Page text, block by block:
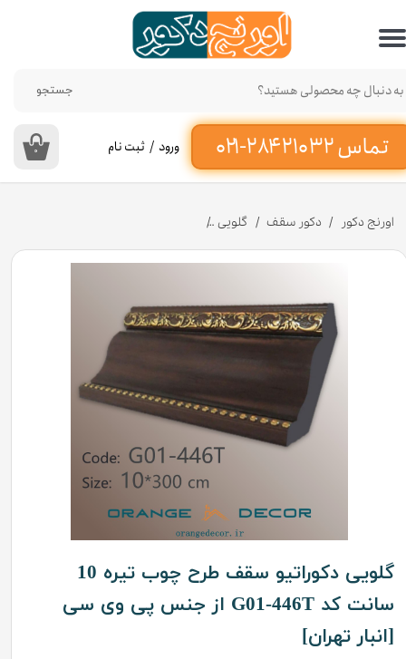
تماس ۳۲ ۲۱۰ ۲۸۴-۰۲۱‌
جستجو
۰ ورود / ثبت نام
حساب کاربری من
تغییر گذر واژه
سفارشات
خروج از حساب کاربری
اورنج دکور دکور سقف گلویی
گلویی دکوراتیو سقف طرح چوب تیره 10
سانت کد G01-446T از جنس پی وی سی
[انبار تهران]